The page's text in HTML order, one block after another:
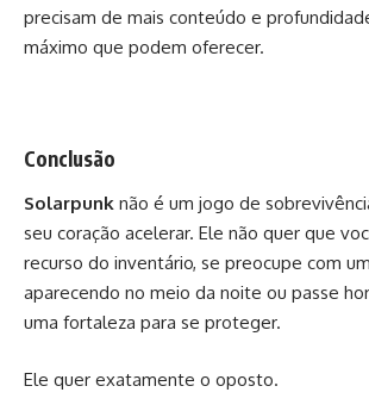
precisam de mais conteúdo e
máximo que podem oferecer.
Conclusão
Solarpunk não é um jogo de
seu coração acelerar. Ele não quer que
recurso do inventário, se preocupe com
aparecendo no meio da noite ou passe
uma fortaleza para se proteger.
Ele quer exatamente o oposto.